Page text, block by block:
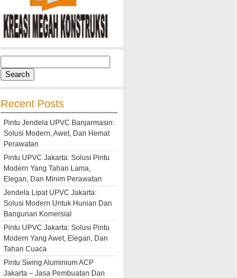
for:
Recent Posts
Pintu Jendela UPVC Banjarmasin:
Solusi Modern, Awet, Dan Hemat
Perawatan
Pintu UPVC Jakarta: Solusi Pintu
Modern Yang Tahan Lama,
Elegan, Dan Minim Perawatan
Jendela Lipat UPVC Jakarta:
Solusi Modern Untuk Hunian Dan
Bangunan Komersial
Pintu UPVC Jakarta: Solusi Pintu
Modern Yang Awet, Elegan, Dan
Tahan Cuaca
Pintu Swing Aluminium ACP
Jakarta – Jasa Pembuatan Dan